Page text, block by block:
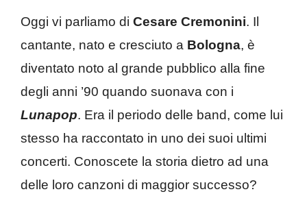
Oggi vi parliamo di Cesare Cremonini. Il
cantante, nato e cresciuto a Bologna, è
diventato noto al grande pubblico alla fine
degli anni ’90 quando suonava con i
Lunapop. Era il periodo delle band, come lui
stesso ha raccontato in uno dei suoi ultimi
concerti. Conoscete la storia dietro ad una
delle loro canzoni di maggior successo?